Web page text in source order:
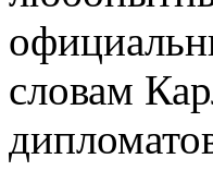
словам